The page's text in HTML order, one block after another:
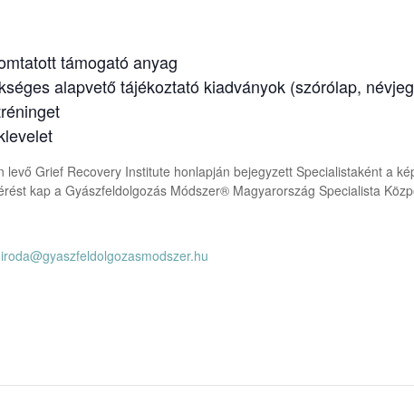
támogató anyag
alapvető tájékoztató kiadványok (szórólap,
Grief Recovery Institute honlapján bejegyzett Specialistaként a
kap a Gyászfeldolgozás Módszer® Magyarország Specialista
iroda@gyaszfeldolgozasmodszer.hu